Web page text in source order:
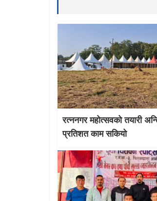
रत्ननगर महोत्सवको तयारी
प्रतिशत काम सकियो